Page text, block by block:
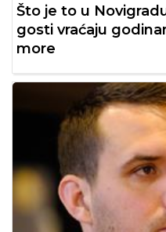
Što je to u
gosti vraćaju
more